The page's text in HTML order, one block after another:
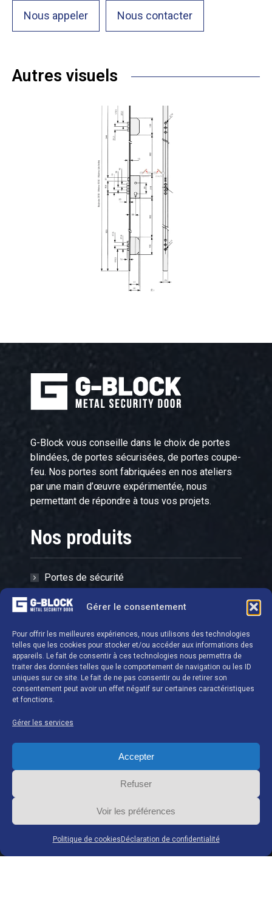
Gérer le consentement
Pour offrir les meilleures expériences, nous utilisons des technologies
telles que les cookies pour stocker et/ou accéder aux informations des
appareils. Le fait de consentir à ces technologies nous permettra de
traiter des données telles que le comportement de navigation ou les ID
uniques sur ce site. Le fait de ne pas consentir ou de retirer son
consentement peut avoir un effet négatif sur certaines caractéristiques
et fonctions.
Gérer les services
Accepter
Refuser
Voir les préférences
Politique de cookies Déclaration de confidentialité
Nous appeler Nous contacter
Autres visuels
G-Block vous conseille dans le choix de portes
blindées, de portes sécurisées, de portes coupe-
feu. Nos portes sont fabriquées en nos ateliers
par une main d’œuvre expérimentée, nous
permettant de répondre à tous vos projets.
Nos produits
Portes de sécurité
Grilles
Serrures et cylindres
Quincaillerie
Coffres-forts – Armoires
Coordonnées
G-BLOCK S.A.
Zoning Industriel de Ghislenghien
Chemin de Preuscamps 16 à 7822 Ghislenghien
+32 (0)68 26 66 10
Fax :+32 (0)68 26 66 19
Mail : info@g-block.be